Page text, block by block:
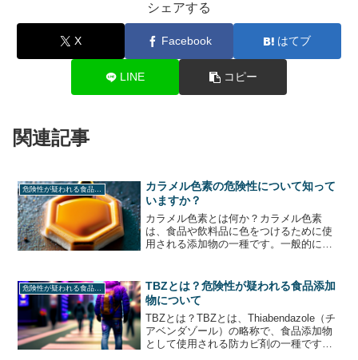
シェアする
X Facebook はてブ
LINE コピー
関連記事
カラメル色素の危険性について知って
いますか？
カラメル色素とは何か？カラメル色素
は、食品や飲料品に色をつけるために使
用される添加物の一種です。一般的に
食品や飲料品に深い茶色や黒色の色合い
を与えることができ、見た目を...
危険性が疑われる食品添加物
TBZとは？危険性が疑われる食品添加
物について
TBZとは？TBZとは、Thiabendazole（チ
アベンダゾール）の略称で、食品添加物
として使用される防カビ剤の一種です。